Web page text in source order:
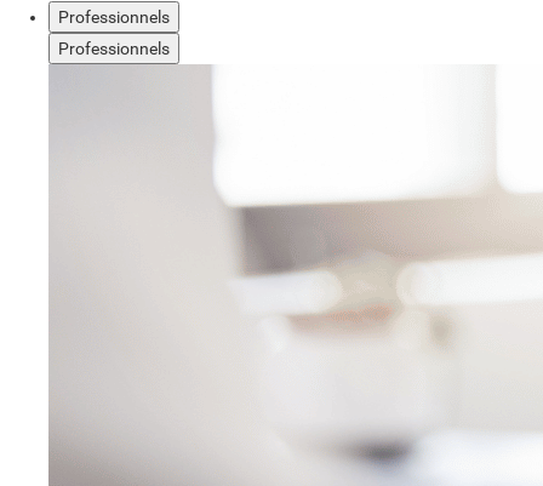
Professionnels
Professionnels